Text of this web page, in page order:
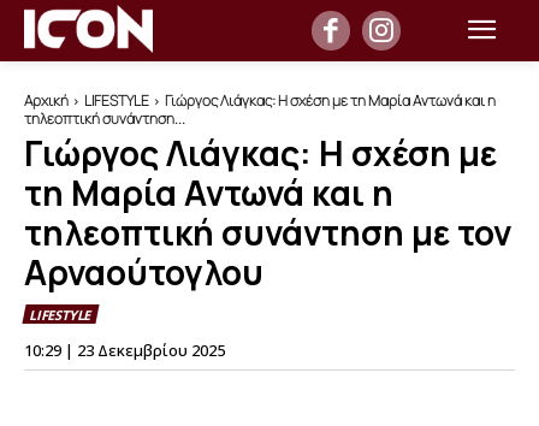
Αρχική LIFESTYLE
Γιώργος Λιάγκας: Η σχέση με τη Μαρία Αντωνά και η
τηλεοπτική συνάντηση...
Γιώργος Λιάγκας: Η σχέση με
τη Μαρία Αντωνά και η
τηλεοπτική συνάντηση με τον
Αρναούτογλου
LIFESTYLE
10:29 | 23 Δεκεμβρίου 2025